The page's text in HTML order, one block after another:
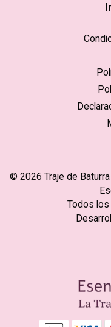
© 2026 Traje de
Todos